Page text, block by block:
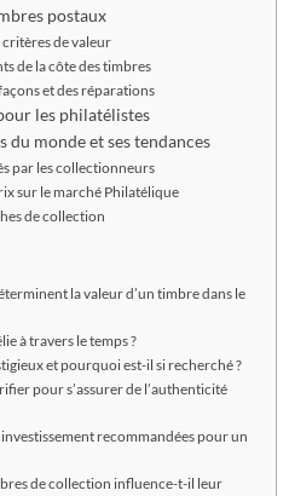
postaux
de valeur
de la côte des timbres
et des réparations
les philatélistes
du monde et ses tendances
par les collectionneurs
sur le marché Philatélique
de collection
la valeur d’un timbre dans le
à travers le temps ?
et pourquoi est-il si recherché ?
pour s’assurer de l’authenticité
recommandées pour un
de collection influence-t-il leur